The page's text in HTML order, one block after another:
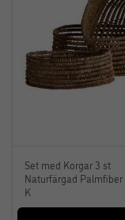
Set med Korgar 3 st
Naturfärgad Palmfiber
K